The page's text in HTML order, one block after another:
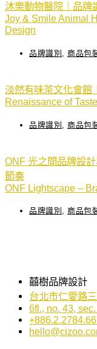
沐樂動物醫院｜品牌
Joy & Smile Animal
Design
品牌識別 商品包
淡然有味茶文化會館
Renaissance of
品牌識別 商品包
ONF 光之間品牌設
節奏
ONF Lightscape –
品牌識別 , 商品包
囍樹品牌設計
台北市仁愛路
6fl., no. 43,